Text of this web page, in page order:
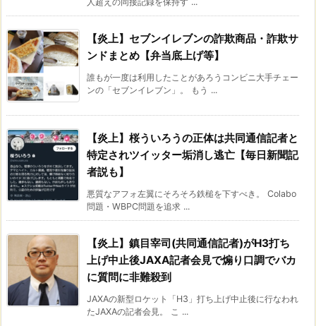
【炎上】セブンイレブンの詐欺商品・詐欺サ
ンドまとめ【弁当底上げ等】
誰もが一度は利用したことがあろうコンビニ大手チェー
ンの「セブンイレブン」。 もう ...
【炎上】桜ういろうの正体は共同通信記者と
特定されツイッター垢消し逃亡【毎日新聞記
者説も】
悪質なアフォ左翼にそろそろ鉄槌を下すべき。 Colabo
問題・WBPC問題を追求 ...
【炎上】鎮目宰司(共同通信記者)がH3打ち
上げ中止後JAXA記者会見で煽り口調でバカ
に質問に非難殺到
JAXAの新型ロケット「H3」打ち上げ中止後に行なわれ
たJAXAの記者会見。 こ ...